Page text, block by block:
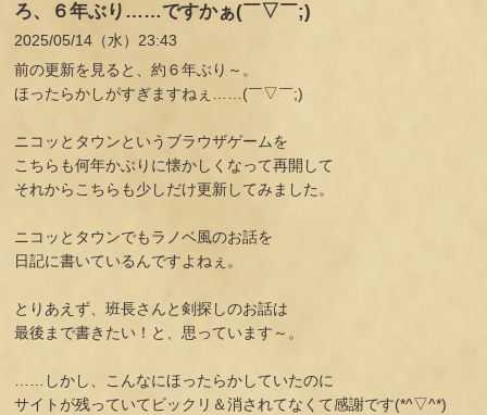
ろ、６年ぶり……ですかぁ(￣▽￣;)
2025 05 14 （水） 23:43
前の更新を見ると、約６年ぶり～。
ほったらかしがすぎますねぇ……(￣▽￣;)
ニコッとタウンというブラウザゲームを
こちらも何年かぶりに懐かしくなって再開して
それからこちらも少しだけ更新してみました。
ニコッとタウンでもラノベ風のお話を
日記に書いているんですよねぇ。
とりあえず、班長さんと剣探しのお話は
最後まで書きたい！と、思っています～。
……しかし、こんなにほったらかしていたのに
サイトが残っていてビックリ＆消されてなくて感謝です(*^▽^*)